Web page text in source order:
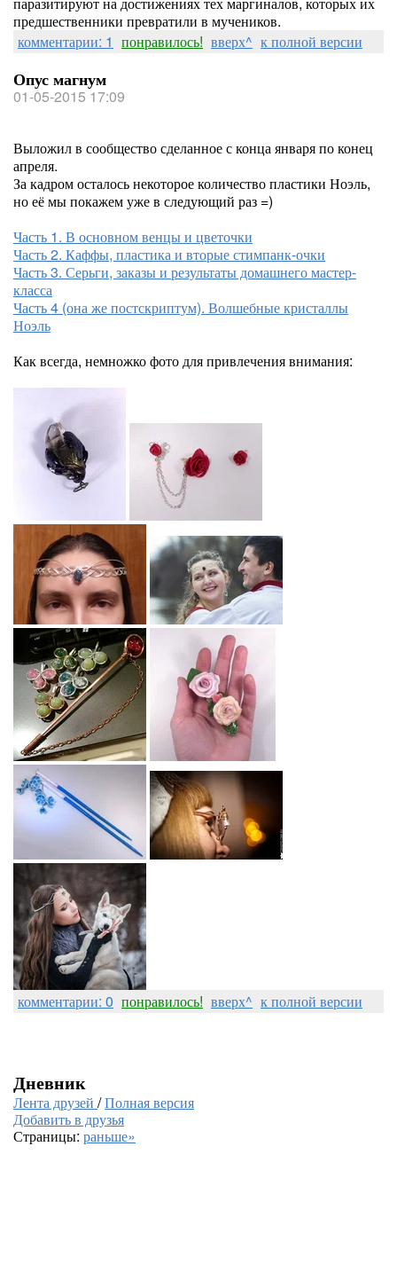
предшественники превратили в мучеников.
комментарии: 1 понравилось! вверх^ к полной версии
Опус магнум
01-05-2015 17:09
Выложил в сообщество сделанное с конца января по конец
апреля.
За кадром осталось некоторое количество пластики Ноэль,
но её мы покажем уже в следующий раз =)
Часть 1. В основном венцы и цветочки
Часть 2. Каффы, пластика и вторые стимпанк-очки
Часть 3. Серьги, заказы и результаты домашнего мастер-
класса
Часть 4 (она же постскриптум). Волшебные кристаллы
Ноэль
Как всегда, немножко фото для привлечения внимания:
комментарии: 0 понравилось! вверх^ к полной версии
Дневник
Лента друзей /Полная версия
Добавить в друзья
Страницы: раньше»